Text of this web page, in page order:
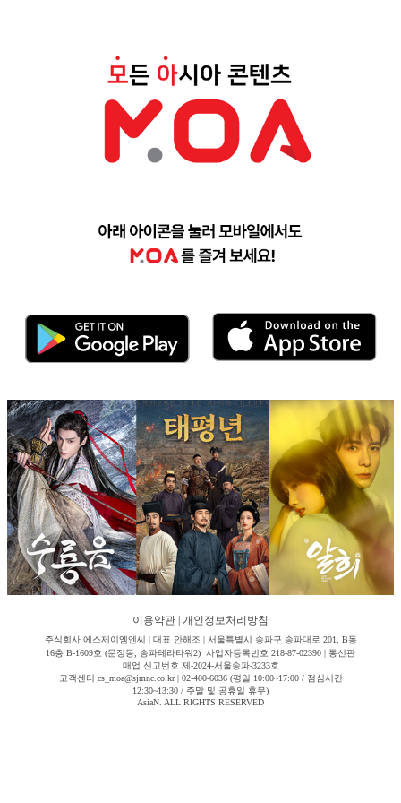
이용약관 개인정보처리방침
주식회사 에스제이엠엔씨 | 대표 안해조 | 서울특별시 송파구 송파대로 201, B동
16층 B-1609호 (문정동, 송파테라타워2) 사업자등록번호 218-87-02390 | 통신판
매업 신고번호 제-2024-서울송파-3233호
고객센터 cs_moa@sjmnc.co.kr | 02-400-6036 (평일 10:00~17:00 / 점심시간
12:30~13:30 / 주말 및 공휴일 휴무)
AsiaN. ALL RIGHTS RESERVED